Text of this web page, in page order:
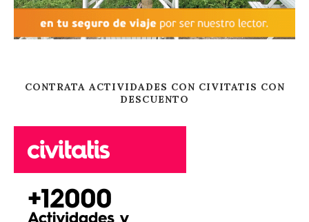
CONTRATA ACTIVIDADES CON CIVITATIS CON
DESCUENTO